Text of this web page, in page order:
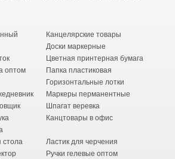
оптом
Канцелярские товары
Доски маркерные
Цветная принтерная бумага
Папка пластиковая
Горизонтальные лотки
Маркеры перманентные
Шпагат веревка
Канцтовары в офис
Ластик для черчения
Ручки гелевые оптом